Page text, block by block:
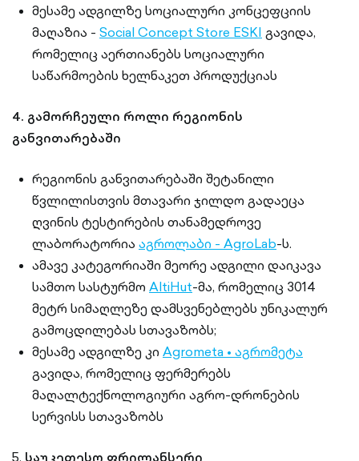
მესამე ადგილზე სოციალური კონცეფციის
მაღაზია - Social Concept Store ESKI გავიდა,
რომელიც აერთიანებს სოციალური
საწარმოების ხელნაკეთ პროდუქციას
4. გამორჩეული როლი რეგიონის
განვითარებაში
რეგიონის განვითარებაში შეტანილი
წვლილისთვის მთავარი ჯილდო გადაეცა
ღვინის ტესტირების თანამედროვე
ლაბორატორია აგროლაბი - AgroLab-ს.
ამავე კატეგორიაში მეორე ადგილი დაიკავა
სამთო სასტურმო AltiHut-მა, რომელიც 3014
მეტრ სიმაღლეზე დამსვენებლებს უნიკალურ
გამოცდილებას სთავაზობს;
მესამე ადგილზე კი Agrometa • აგრომეტა
გავიდა, რომელიც ფერმერებს
მაღალტექნოლოგიური აგრო-დრონების
სერვისს სთავაზობს
5. საუკეთესო ფრილანსერი